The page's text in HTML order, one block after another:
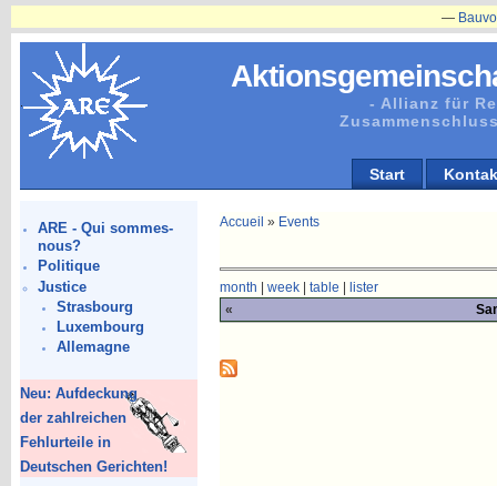
- Allianz für
Start
ARE - Qui sommes-
nous?
Politique
Justice
Strasbourg
Luxembourg
Allemagne
Neu: Aufdeckung
der zahlreichen
Fehlurteile in
Deutschen Gerichten!
Accueil » Events
month week| table
lister
«